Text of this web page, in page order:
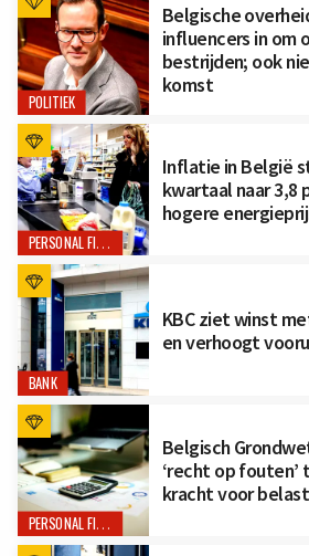
POLITIEK
Belgische
influencers in om
bestrijden; ook
komst
PERSONAL FINANCE
Inflatie in België
kwartaal naar 3,8
hogere
BANK
KBC ziet winst
en verhoogt
PERSONAL FINANCE
Belgisch
‘recht op
kracht voor